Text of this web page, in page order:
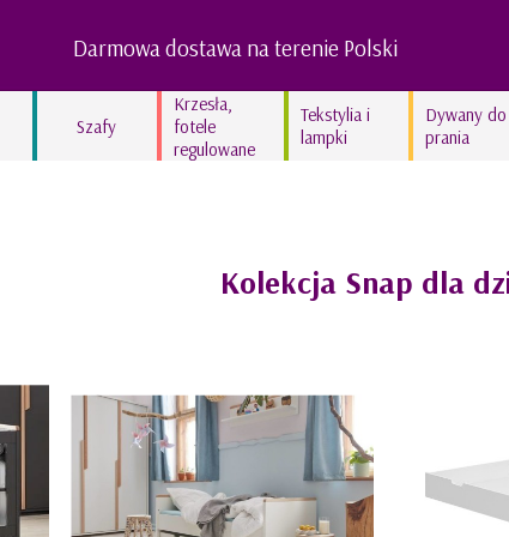
Darmowa dostawa na terenie Polski
Szafy
Krzesła,
fotele
regulowane
Tekstylia i
lampki
Kolekcja Swan’derful
Kolekcja Fairyland
Kolekcja lniana STONE
Kolekcja lniana TRUE
Dywany do
prania
Kolekcja Snap dla